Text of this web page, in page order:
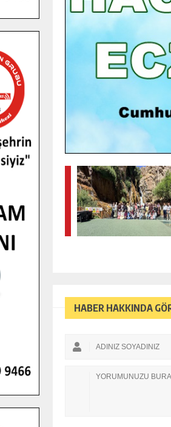
HABER HAKKINDA
GENÇLER
YENI MEDYA